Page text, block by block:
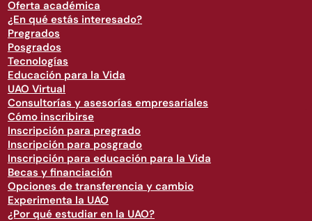
Oferta académica
¿En qué estás interesado?
Pregrados
Posgrados
Tecnologías
Educación para la Vida
UAO Virtual
Consultorías y asesorías empresariales
Cómo inscribirse
Inscripción para pregrado
Inscripción para posgrado
Inscripción para educación para la Vida
Becas y financiación
Opciones de transferencia y cambio
Experimenta la UAO
¿Por qué estudiar en la UAO?